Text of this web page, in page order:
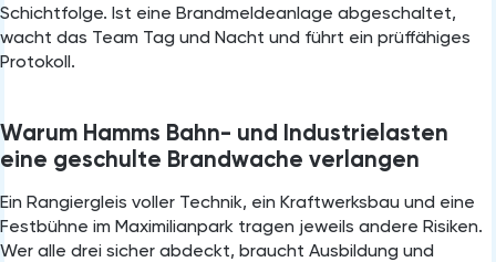
Schichtfolge. Ist eine Brandmeldeanlage abgeschaltet,
wacht das Team Tag und Nacht und führt ein prüffähiges
Protokoll.
Warum Hamms Bahn- und Industrielasten
eine geschulte Brandwache verlangen
Ein Rangiergleis voller Technik, ein Kraftwerksbau und eine
Festbühne im Maximilianpark tragen jeweils andere Risiken.
Wer alle drei sicher abdeckt, braucht Ausbildung und